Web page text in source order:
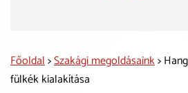
Főoldal>Szakági megoldásaink>
fülkék kialakítása